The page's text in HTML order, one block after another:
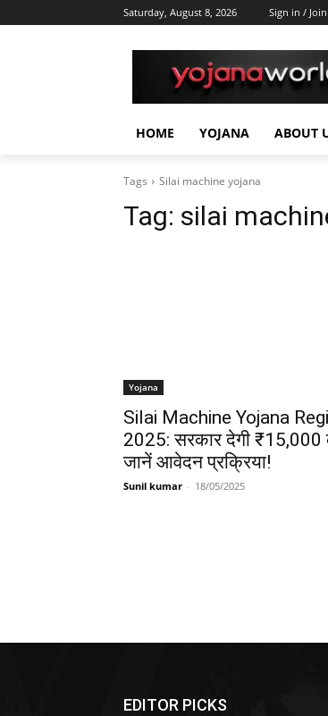
Saturday, August 8, 2026 Sign in / Join
HOME YOJANA ABOUT
Tags Silai machine yojana
Tag: silai
Yojana
Silai Machine Yojana
2025: सरकार देगी ₹15,000
जानें आवेदन प्रक्रिया!
Sunil kumar - 18/05/2025
EDITOR PICKS